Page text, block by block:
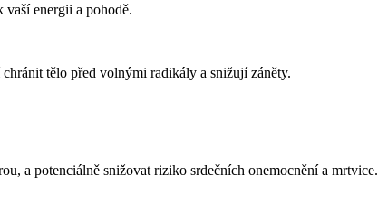
vaší energii a pohodě.
tělo před volnými radikály a snižují záněty.
a potenciálně snižovat riziko srdečních onemocnění a mrtvice.